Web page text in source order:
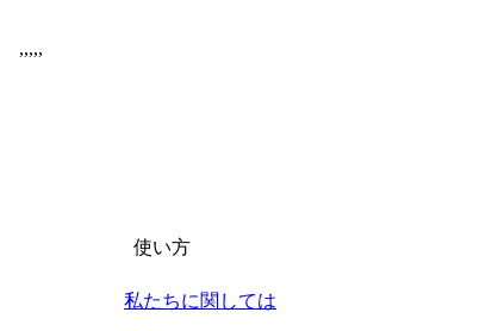
,,,,,
使い方
私たちに関しては